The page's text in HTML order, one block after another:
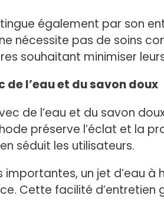
également par son
nécessite pas de soins
souhaitant minimiser
l’eau et du savon doux
de l’eau et du savon
préserve l’éclat et la
séduit les utilisateurs.
importantes, un jet d’eau
Cette facilité